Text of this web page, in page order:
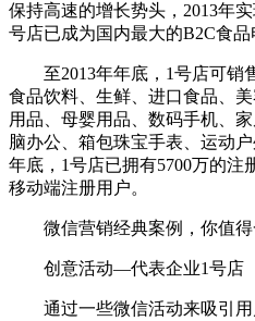
保持高速的增长势头，2013年
号店已成为国内最大的B2C食品
至2013年年底，1号店可销
食品饮料、生鲜、进口食品、
用品、母婴用品、数码手机、
脑办公、箱包珠宝手表、运动
年底，1号店已拥有5700万的注
移动端注册用户。
微信营销经典案例，你值得
创意活动—代表企业1号店
通过一些微信活动来吸引用